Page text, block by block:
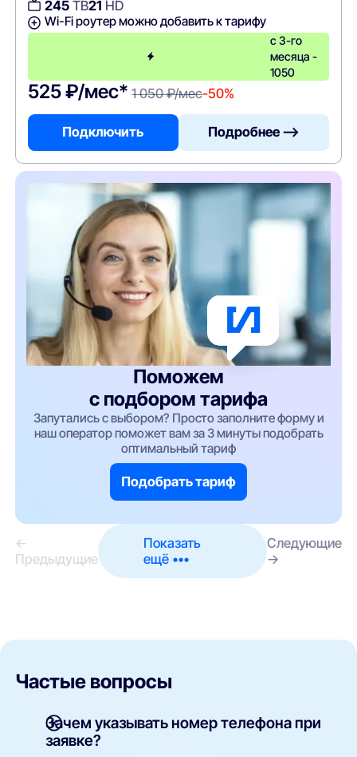
245ТВ21 HD
Wi-Fi роутер можно добавить к тарифу
с 3-го
месяца -
1050
525 ₽/мес* 1 050 ₽/мес-50%
Подключить Подробнее —>
Поможем
с подбором тарифа
Запутались с выбором? Просто заполните форму и
наш оператор поможет вам за 3 минуты подобрать
оптимальный тариф
Подобрать тариф
←
Предыдущие
Показать
ещё •••
Следующие
→
Частые вопросы
Зачем указывать номер телефона при
заявке?